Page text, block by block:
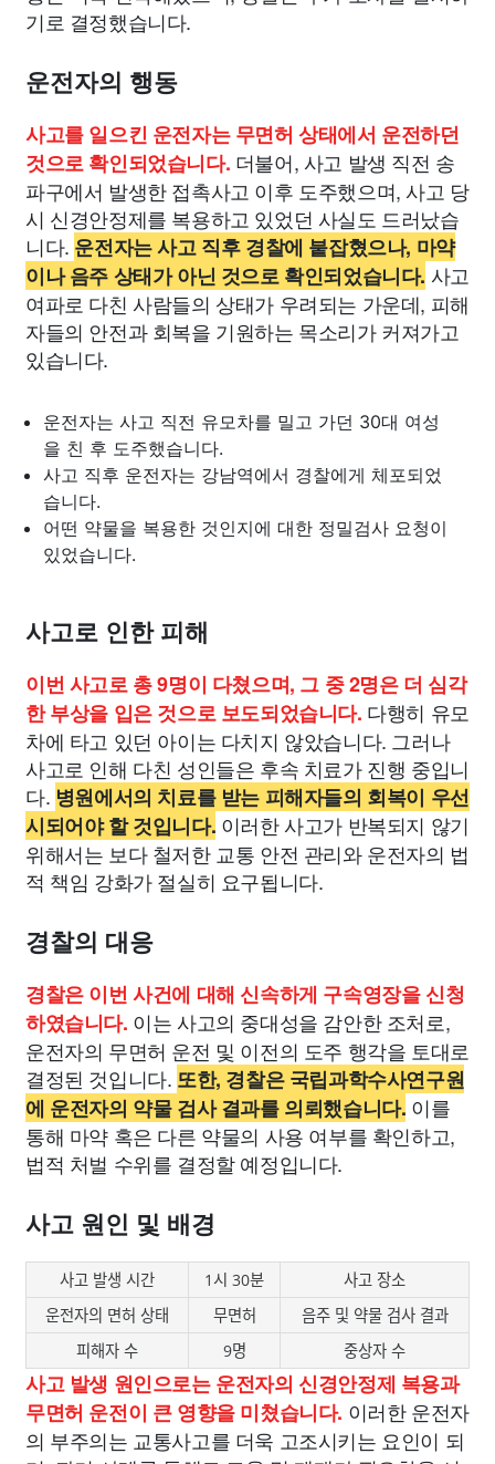
기로 결정했습니다.
운전자의 행동
사고를 일으킨 운전자는 무면허 상태에서 운전하던
것으로 확인되었습니다. 더불어, 사고 발생 직전 송
파구에서 발생한 접촉사고 이후 도주했으며, 사고 당
시 신경안정제를 복용하고 있었던 사실도 드러났습
니다. 운전자는 사고 직후 경찰에 붙잡혔으나, 마약
이나 음주 상태가 아닌 것으로 확인되었습니다. 사고
여파로 다친 사람들의 상태가 우려되는 가운데, 피해
자들의 안전과 회복을 기원하는 목소리가 커져가고
있습니다.
운전자는 사고 직전 유모차를 밀고 가던 30대 여성
을 친 후 도주했습니다.
사고 직후 운전자는 강남역에서 경찰에게 체포되었
습니다.
어떤 약물을 복용한 것인지에 대한 정밀검사 요청이
있었습니다.
사고로 인한 피해
이번 사고로 총 9명이 다쳤으며, 그 중 2명은 더 심각
한 부상을 입은 것으로 보도되었습니다. 다행히 유모
차에 타고 있던 아이는 다치지 않았습니다. 그러나
사고로 인해 다친 성인들은 후속 치료가 진행 중입니
다. 병원에서의 치료를 받는 피해자들의 회복이 우선
시되어야 할 것입니다. 이러한 사고가 반복되지 않기
위해서는 보다 철저한 교통 안전 관리와 운전자의 법
적 책임 강화가 절실히 요구됩니다.
경찰의 대응
경찰은 이번 사건에 대해 신속하게 구속영장을 신청
하였습니다. 이는 사고의 중대성을 감안한 조처로,
운전자의 무면허 운전 및 이전의 도주 행각을 토대로
결정된 것입니다. 또한, 경찰은 국립과학수사연구원
에 운전자의 약물 검사 결과를 의뢰했습니다. 이를
통해 마약 혹은 다른 약물의 사용 여부를 확인하고,
법적 처벌 수위를 결정할 예정입니다.
사고 원인 및 배경
사고 발생 시간 1시 30분
사고 장소
운전자의 면허 상태
무면허
음주 및 약물 검사 결과
피해자 수
9명 중상자 수
사고 발생 원인으로는 운전자의 신경안정제 복용과
무면허 운전이 큰 영향을 미쳤습니다. 이러한 운전자
의 부주의는 교통사고를 더욱 고조시키는 요인이 되